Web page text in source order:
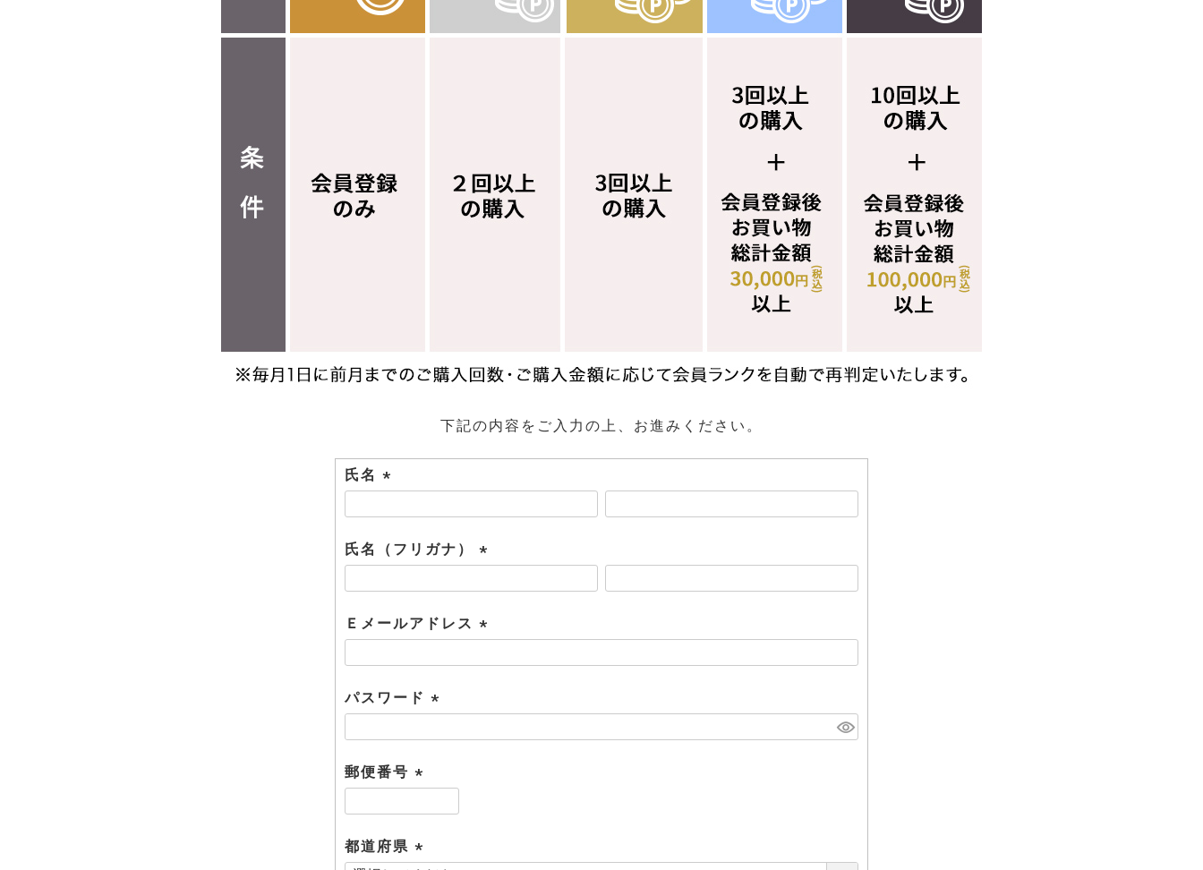
下記の内容をご入力の上、お進みください。
氏名
必
須
)
氏名（フリガナ）
必
須
)
Ｅメールアドレス
必
)
パスワード
必
)
郵便番号
必
須
)
都道府県